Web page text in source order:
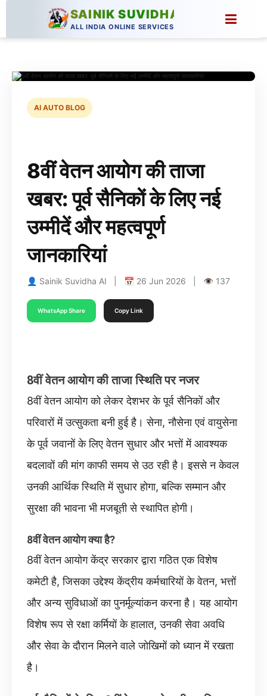
SAINIK SUVIDHA
ALL INDIA ONLINE SERVICES
AI AUTO BLOG
8वीं वेतन आयोग की ताजा
खबर: पूर्व सैनिकों के लिए नई
उम्मीदें और महत्वपूर्ण
जानकारियां
👤 Sainik Suvidha AI | 📅 26 Jun 2026 | 👁 137
WhatsApp Share Copy Link
8वीं वेतन आयोग की ताजा स्थिति पर नजर
8वीं वेतन आयोग को लेकर देशभर के पूर्व सैनिकों और
परिवारों में उत्सुकता बनी हुई है। सेना, नौसेना एवं वायुसेना
के पूर्व जवानों के लिए वेतन सुधार और भत्तों में आवश्यक
बदलावों की मांग काफी समय से उठ रही है। इससे न केवल
उनकी आर्थिक स्थिति में सुधार होगा, बल्कि सम्मान और
सुरक्षा की भावना भी मजबूती से स्थापित होगी।
8वीं वेतन आयोग क्या है?
8वीं वेतन आयोग केंद्र सरकार द्वारा गठित एक विशेष
कमेटी है, जिसका उद्देश्य केंद्रीय कर्मचारियों के वेतन, भत्तों
और अन्य सुविधाओं का पुनर्मूल्यांकन करना है। यह आयोग
विशेष रूप से रक्षा कर्मियों के हालात, उनकी सेवा अवधि
और सेवा के दौरान मिलने वाले जोखिमों को ध्यान में रखता
है।